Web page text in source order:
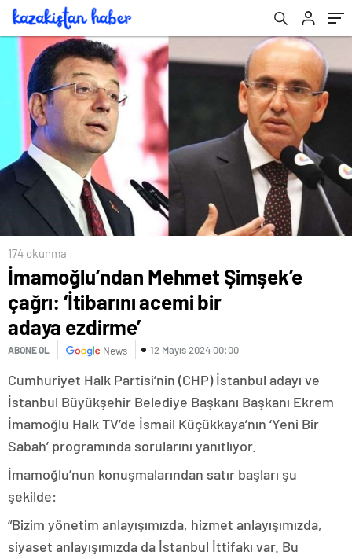
174 okunma
İmamoğlu’ndan Mehmet Şimşek’e
çağrı: ‘İtibarını acemi bir
adaya ezdirme’
ABONE OL News 12 Mayıs 2024 00:00
Cumhuriyet Halk Partisi’nin (CHP) İstanbul adayı ve
İstanbul Büyükşehir Belediye Başkanı Başkanı Ekrem
İmamoğlu Halk TV’de İsmail Küçükkaya’nın ‘Yeni Bir
Sabah’ programında sorularını yanıtlıyor.
İmamoğlu’nun konuşmalarından satır başları şu
şekilde:
“Bizim yönetim anlayışımızda, hizmet anlayışımızda,
siyaset anlayışımızda da İstanbul İttifakı var. Bu